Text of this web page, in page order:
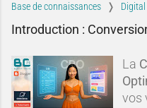
Base de connaissances
Introduction :
La
vos